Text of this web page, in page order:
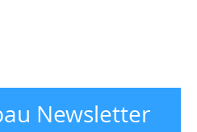
Newsletter